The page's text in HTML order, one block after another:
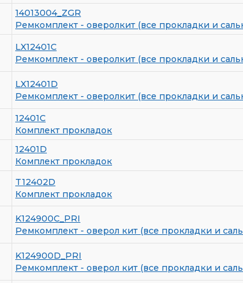
14013004_ZGR
Ремкомплект - оверолкит (все прокладки и
LX12401C
Ремкомплект - оверолкит (все прокладки и
LX12401D
Ремкомплект - оверолкит (все прокладки и
12401C
Комплект прокладок
12401D
Комплект прокладок
T12402D
Комплект прокладок
K124900C_PRI
Ремкомплект - оверол кит (все прокладки и
K124900D_PRI
Ремкомплект - оверол кит (все прокладки и